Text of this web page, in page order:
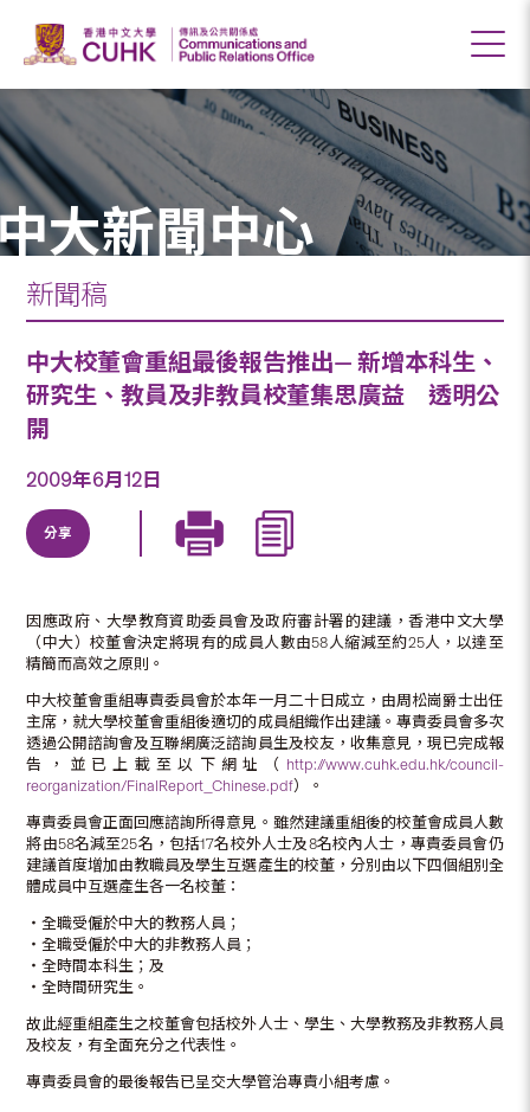
大新聞中心
新聞稿
中大校董會重組最後報告推出— 新增本科生、
研究生、教員及非教員校董集思廣益 透明公
開
2009年6月12日
分享
因應政府、大學教育資助委員會及政府審計署的建議，香港中文大學
（中大）校董會決定將現有的成員人數由58人縮減至約25人，以達至
精簡而高效之原則。
中大校董會重組專責委員會於本年一月二十日成立，由周松崗爵士出任
主席，就大學校董會重組後適切的成員組織作出建議。專責委員會多次
透過公開諮詢會及互聯網廣泛諮詢員生及校友，收集意見，現已完成報
告，並已上載至以下網址（ http://www.cuhk.edu.hk/council-
reorganization/FinalReport_Chinese.pdf）。
專責委員會正面回應諮詢所得意見。雖然建議重組後的校董會成員人數
將由58名減至25名，包括17名校外人士及8名校內人士，專責委員會仍
建議首度增加由教職員及學生互選產生的校董，分別由以下四個組別全
體成員中互選產生各一名校董：
‧全職受僱於中大的教務人員；
‧全職受僱於中大的非教務人員；
‧全時間本科生；及
‧全時間研究生。
故此經重組產生之校董會包括校外人士、學生、大學教務及非教務人員
及校友，有全面充分之代表性。
專責委員會的最後報告已呈交大學管治專責小組考慮。